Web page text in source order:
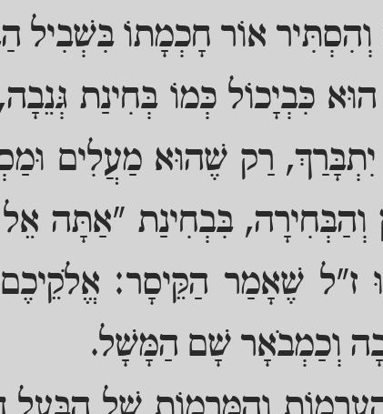
וְהִסְתִּיר אוֹר חָכְמָתוֹ בִּשְׁבִיל
כִּבְיָכוֹל כְּמוֹ בְּחִינַת
רַק שֶׁהוּא מַעֲלִים
וְהַבְּחִירָה, בִּבְחִינַת "אַתָּה
ז"ל שֶׁאָמַר הַקֵּיסָר:
וְכַמְבֹאָר שָׁם הַמָּשָׁל.